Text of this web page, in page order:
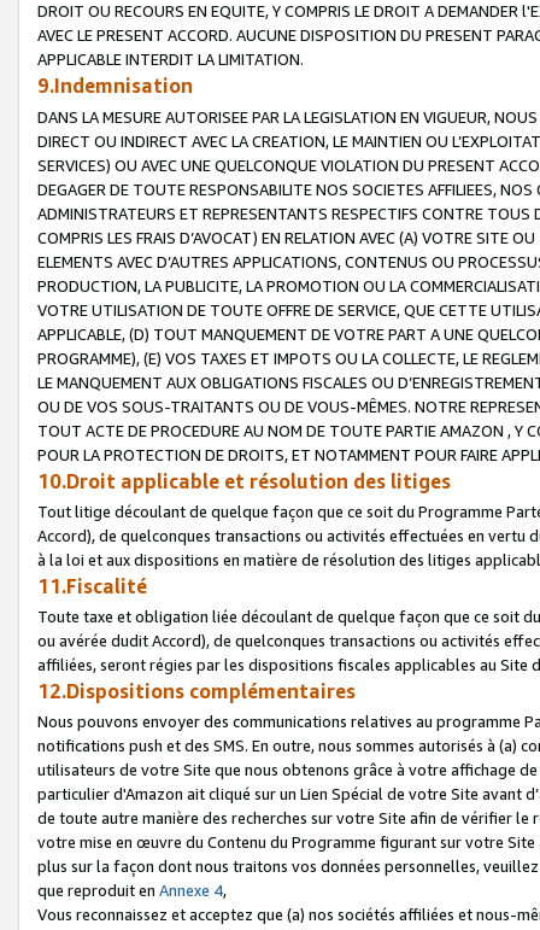
DROIT OU RECOURS EN EQUITE, Y COMPRIS LE DROIT A DEMANDER
AVEC LE PRESENT ACCORD. AUCUNE DISPOSITION DU PRESENT
APPLICABLE INTERDIT LA LIMITATION.
9.Indemnisation
DANS LA MESURE AUTORISEE PAR LA LEGISLATION EN VIGUEUR,
DIRECT OU INDIRECT AVEC LA CREATION, LE MAINTIEN OU
SERVICES) OU AVEC UNE QUELCONQUE VIOLATION DU PRESENT
DEGAGER DE TOUTE RESPONSABILITE NOS SOCIETES AFFILIEES,
ADMINISTRATEURS ET REPRESENTANTS RESPECTIFS CONTRE
COMPRIS LES FRAIS D’AVOCAT) EN RELATION AVEC (A) VOTRE SITE
ELEMENTS AVEC D’AUTRES APPLICATIONS, CONTENUS OU
PRODUCTION, LA PUBLICITE, LA PROMOTION OU LA
VOTRE UTILISATION DE TOUTE OFFRE DE SERVICE, QUE CETTE
APPLICABLE, (D) TOUT MANQUEMENT DE VOTRE PART A UNE
PROGRAMME), (E) VOS TAXES ET IMPOTS OU LA COLLECTE, LE
LE MANQUEMENT AUX OBLIGATIONS FISCALES OU
OU DE VOS SOUS-TRAITANTS OU DE VOUS-MÊMES. NOTRE
TOUT ACTE DE PROCEDURE AU NOM DE TOUTE PARTIE AMAZON , Y
POUR LA PROTECTION DE DROITS, ET NOTAMMENT POUR FAIRE
10.Droit applicable et résolution des litiges
Tout litige découlant de quelque façon que ce soit du Programme
Accord), de quelconques transactions ou activités effectuées en vertu
à la loi et aux dispositions en matière de résolution des litiges
11.Fiscalité
Toute taxe et obligation liée découlant de quelque façon que ce soit
ou avérée dudit Accord), de quelconques transactions ou activités
affiliées, seront régies par les dispositions fiscales applicables au Site
12.Dispositions complémentaires
Nous pouvons envoyer des communications relatives au programme
notifications push et des SMS. En outre, nous sommes autorisés à
utilisateurs de votre Site que nous obtenons grâce à votre affichage
particulier d'Amazon ait cliqué sur un Lien Spécial de votre Site avant
de toute autre manière des recherches sur votre Site afin de vérifier
votre mise en œuvre du Contenu du Programme figurant sur votre
plus sur la façon dont nous traitons vos données personnelles,
que reproduit en Annexe 4,
Vous reconnaissez et acceptez que (a) nos sociétés affiliées et nous-